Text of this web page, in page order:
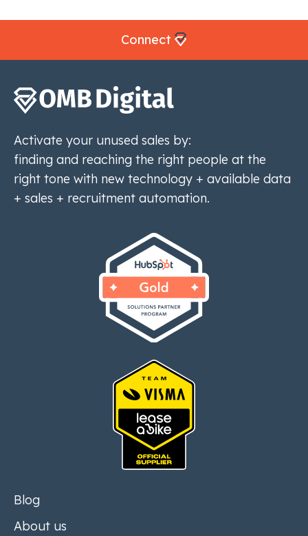
Connect
Activate your unused sales by:
finding and reaching the right people at the
right tone with new technology + available data
+ sales + recruitment automation.
Blog
About us